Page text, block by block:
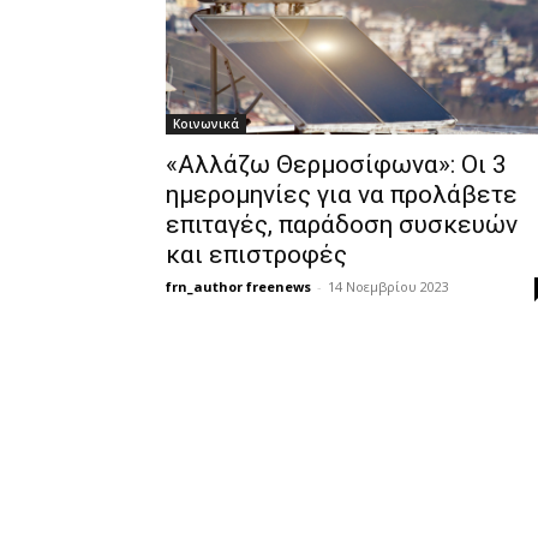
Κοινωνικά
«Αλλάζω Θερμοσίφωνα»: Οι 3
ημερομηνίες για να προλάβετε
επιταγές, παράδοση συσκευών
και επιστροφές
frn_author freenews - 14 Νοεμβρίου 2023